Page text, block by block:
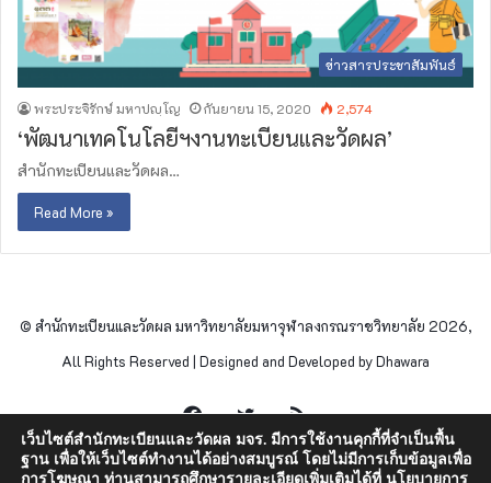
ข่าวสารประชาสัมพันธ์
พระประจิรักษ์ มหาปญฺโญ กันยายน 15, 2020 2,574
‘พัฒนาเทคโนโลยีฯงานทะเบียนและวัดผล’
สำนักทะเบียนและวัดผล…
Read More »
© สำนักทะเบียนและวัดผล มหาวิทยาลัยมหาจุฬาลงกรณราชวิทยาลัย 2026,
All Rights Reserved | Designed and Developed by Dhawara
FacebookTwitterRSS
เว็บไซต์สำนักทะเบียนและวัดผล มจร. มีการใช้งานคุกกี้ที่จำเป็นพื้น
ฐาน เพื่อให้เว็บไซต์ทำงานได้อย่างสมบูรณ์ โดยไม่มีการเก็บข้อมูลเพื่อ